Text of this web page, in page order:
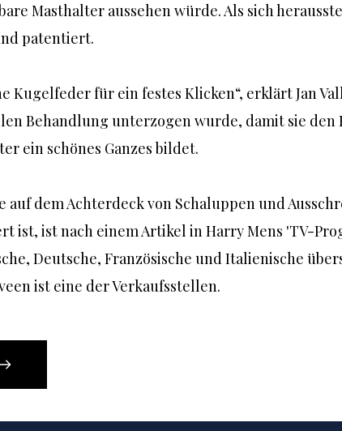
Masthalter aussehen würde. Als sich
patentiert.
für ein festes Klicken“, erklärt Jan
Behandlung unterzogen wurde, damit sie den
ein schönes Ganzes bildet.
dem Achterdeck von Schaluppen und
ist nach einem Artikel in Harry Mens 'TV-
Deutsche, Französische und Italienische
ist eine der Verkaufsstellen.